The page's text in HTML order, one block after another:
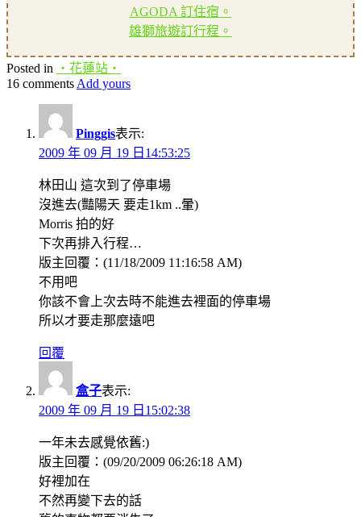
AGODA 訂住宿。
雄獅旅遊訂行程。
Posted in
‧花蓮站‧
16 comments Add yours
Pinggis表示:
2009 年 09 月 19 日14:53:25
林田山 這次到了停車場
沒進去(豔陽天 要走1km ..暈)
Morris 拍的好
下次再排入行程…
版主回覆：(11/18/2009 11:16:58 AM)
不用吧
你該不會上次去時不能進去裡面的停車場
所以才要走那麼遠吧
回覆
盒子表示:
2009 年 09 月 19 日15:02:38
一年未去感覺依舊:)
版主回覆：(09/20/2009 06:26:18 AM)
好裡加在
不然再變下去的話